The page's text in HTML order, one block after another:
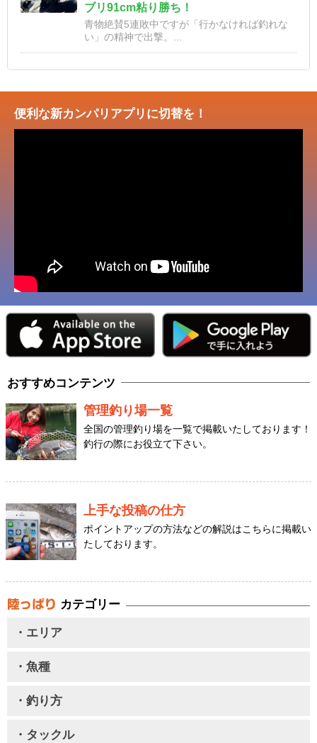
ブリ91cm粘り勝ち！
青物絶賛5連敗中ですが「行かなければ釣れな
い」の精神で出撃。...
便利な新カンパリアプリに切替を！
おすすめコンテンツ
管理釣り場一覧
全国の管理釣り場を一覧で掲載いたしております！
釣行の際にお役立て下さい。
上手な投稿の仕方
ポイントアップの方法などの解説はこちらに掲載い
たしております。
カテゴリー
・エリア
・魚種
・釣り方
・タックル